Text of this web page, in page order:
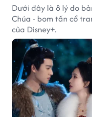
Dưới đây là 8 lý do
Chúa - bom tấn cổ
của Disney+.